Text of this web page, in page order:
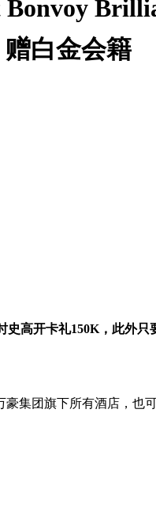
白金会籍
史高开卡礼150K，此外只
集团旗下所有酒店，也